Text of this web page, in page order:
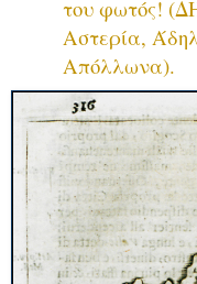
του φωτός!
Αστερία,
Απόλλωνα).